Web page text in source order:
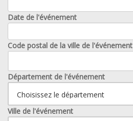
Date de l'événement
Code postal de la ville de l'événement
Département de l'événement
Ville de l'événement